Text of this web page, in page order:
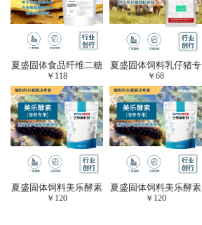
夏盛固体食品纤维二糖
酶(植物提取专用酶/用
于虎杖白藜芦醇提
取)FFG-0656
￥ 118
夏盛固体饲料乳仔猪专
用复合酶SFG-0932
￥ 68
夏盛固体饲料美乐酵素
(水产海参海胆专
￥ 120
夏盛固体饲料美乐酵素
(水产海参海胆专
￥ 120